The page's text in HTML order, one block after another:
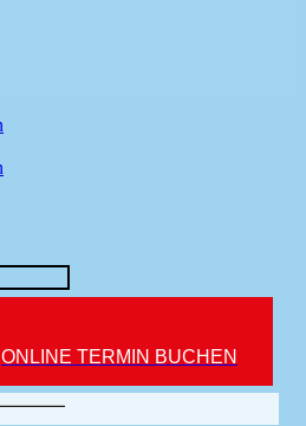
ONLINE TERMIN BUCHEN